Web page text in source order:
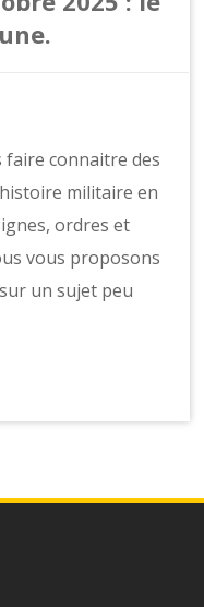
faire connaitre des
militaire en
ordres et
vous proposons
un sujet peu